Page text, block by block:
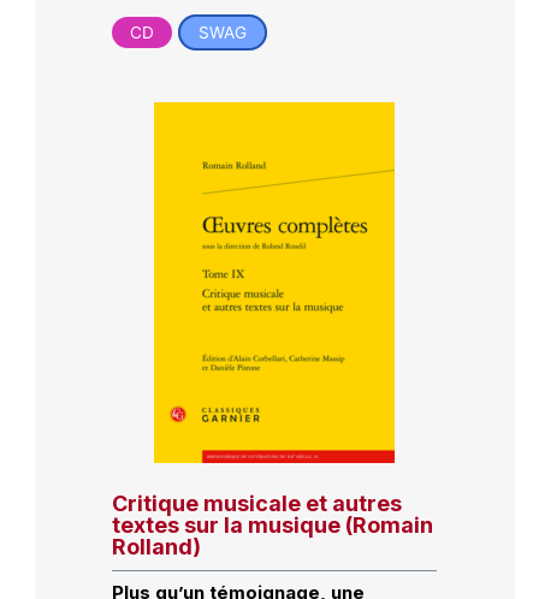
CD SWAG
Critique musicale et autres
textes sur la musique (Romain
Rolland)
Plus qu’un témoignage, une